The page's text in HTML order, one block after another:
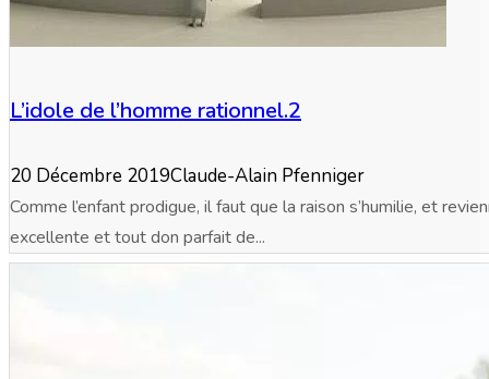
L’idole de l’homme rationnel.2
20 Décembre 2019Claude-Alain Pfenniger
Comme l’enfant prodigue, il faut que la raison s’humilie, et
excellente et tout don parfait de...